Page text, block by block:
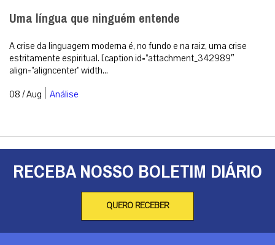
Uma língua que ninguém entende
A crise da linguagem moderna é, no fundo e na raiz, uma crise
estritamente espiritual. [caption id=”attachment_342989″
align=”aligncenter” width...
08 / Aug | Análise
RECEBA NOSSO BOLETIM DIÁRIO
QUERO RECEBER